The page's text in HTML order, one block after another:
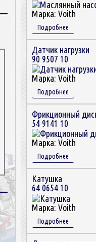
Марка: Voith
Подробнее
Датчик нагрузки
90 9507 10
Марка: Voith
Подробнее
Фрикционный
54 9141 10
Марка: Voith
Подробнее
Катушка
64 0654 10
Марка: Voith
Подробнее